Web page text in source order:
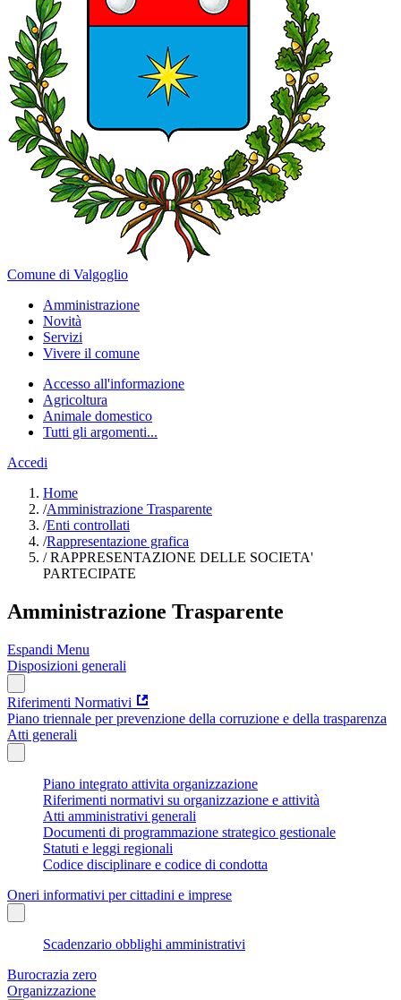
Comune di Valgoglio
Amministrazione
Novità
Servizi
Vivere il comune
Accesso all'informazione
Agricoltura
Animale domestico
Tutti gli argomenti...
Accedi
Home
/Amministrazione Trasparente
/Enti controllati
/Rappresentazione grafica
/RAPPRESENTAZIONE DELLE SOCIETA'
PARTECIPATE
Amministrazione Trasparente
Espandi Menu
Disposizioni generali
Riferimenti Normativi
Piano triennale per prevenzione della corruzione e della trasparenza
Atti generali
Piano integrato attivita organizzazione
Riferimenti normativi su organizzazione e attività
Atti amministrativi generali
Documenti di programmazione strategico gestionale
Statuti e leggi regionali
Codice disciplinare e codice di condotta
Oneri informativi per cittadini e imprese
Scadenzario obblighi amministrativi
Burocrazia zero
Organizzazione